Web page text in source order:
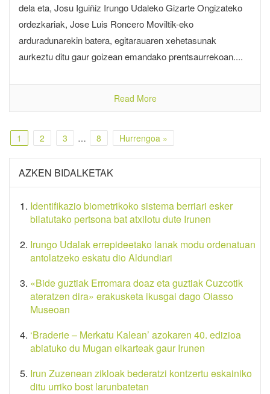
dela eta, Josu Iguiñiz Irungo Udaleko Gizarte Ongizateko
ordezkariak, Jose Luis Roncero Moviltik-eko
arduradunarekin batera, egitarauaren xehetasunak
aurkeztu ditu gaur goizean emandako prentsaurrekoan....
Read More
1 2 3 … 8 Hurrengoa »
AZKEN BIDALKETAK
Identifikazio biometrikoko sistema berriari esker
bilatutako pertsona bat atxilotu dute Irunen
Irungo Udalak errepideetako lanak modu ordenatuan
antolatzeko eskatu dio Aldundiari
«Bide guztiak Erromara doaz eta guztiak Cuzcotik
ateratzen dira» erakusketa ikusgai dago Oiasso
Museoan
‘Braderie – Merkatu Kalean’ azokaren 40. edizioa
abiatuko du Mugan elkarteak gaur Irunen
Irun Zuzenean zikloak bederatzi kontzertu eskainiko
ditu urriko bost larunbatetan